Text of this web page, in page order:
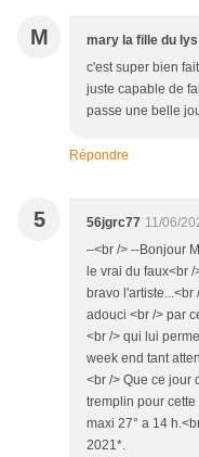
M mary la fille du lys
c'est super bien
juste capable de
passe une belle
Répondre
5 56jgrc77 11/06/
–<br /> --Bonjour
le vrai du faux<br
bravo
adouci <br /> par
<br /> qui lui
week end tant
<br /> Que ce jour
tremplin pour
maxi 27° a 14
2021*.